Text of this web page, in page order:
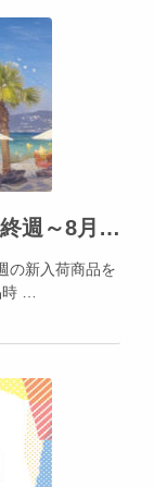
【今週の新入荷】2026年7月最終週～8月1日★Apple製品の人気を再確認！
の新入荷商品を
…